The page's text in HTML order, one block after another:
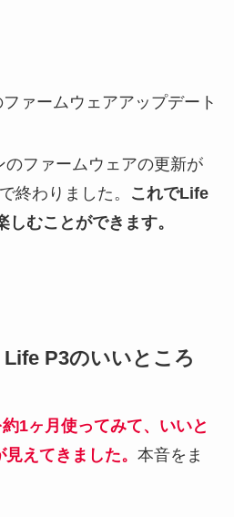
ファームウェアの更新が
終わりました。
これでLife
むことができます。
P3のいいところ
1ヶ月使ってみて、いいと
えてきました。 本音をま